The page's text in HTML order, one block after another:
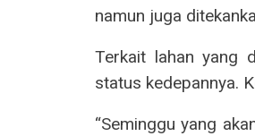
namun juga
Terkait lahan yang
status kedepannya.
“Seminggu yang